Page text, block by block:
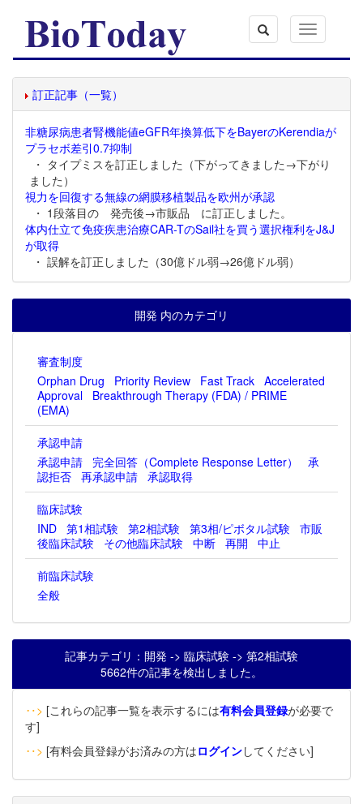
Toggle
navigation
訂正記事（一覧）
非糖尿病患者腎機能値eGFR年換算低下をBayerのKerendiaが
プラセボ差引0.7抑制
・ タイプミスを訂正しました（下がってきました→下がり
ました）
視力を回復する無線の網膜移植製品を欧州が承認
・ 1段落目の 発売後→市販品 に訂正しました。
体内仕立て免疫疾患治療CAR-TのSail社を買う選択権利をJ&J
が取得
・ 誤解を訂正しました（30億ドル弱→26億ドル弱）
開発 内のカテゴリ
審査制度
Orphan Drug
Priority Review Fast Track Accelerated
Approval
Breakthrough Therapy (FDA) / PRIME
(EMA)
承認申請
承認申請
完全回答（Complete Response Letter）
承
認拒否 再承認申請 承認取得
臨床試験
IND 第1相試験 第2相試験 第3相/ピボタル試験 市販
後臨床試験
その他臨床試験 中断 再開
中止
前臨床試験
全般
記事カテゴリ：開発 -> 臨床試験 -> 第2相試験
5662件の記事を検出しました。
‥> [これらの記事一覧を表示するには有料会員登録が必要で
す]
‥> [有料会員登録がお済みの方はログインしてください]